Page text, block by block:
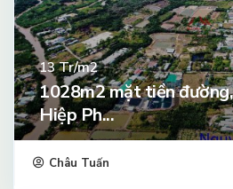
13Tr/m2
1028m2 mặt tiền
Hiệp Ph...
Châu Tuấn